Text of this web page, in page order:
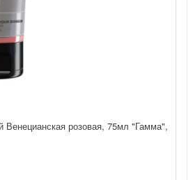
Венецианская розовая, 75мл "Гамма",